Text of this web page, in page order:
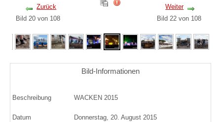
Zurück
Bild 20 von 108
Weiter
Bild 22 von 108
Bild-Informationen
Beschreibung WACKEN 2015
Datum Donnerstag, 20. August 2015